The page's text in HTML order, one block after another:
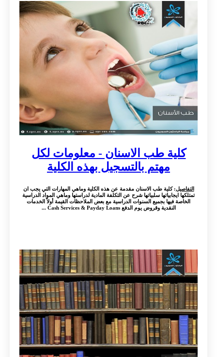
كلية طب الاسنان - معلومات لكل
مهتم بالتسجيل بهذه الكلية
التفاصيل: كلية طب الاسنان مقدمة عن هذه الكلية وماهي المهارات التي يجب ان
تمتلكها ايجابياتها سلبياتها شرح عن التكلفة المادية لدراستها وماهي المواد الدراسية
الخاصة فيها بجميع السنوات الدراسية مع بعض الملاحظات القيمة أولاً الخدمات
النقدية وقروض يوم الدفع Cash Services & Payday Loans ...